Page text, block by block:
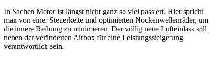
In Sachen Motor ist längst nicht ganz so viel passiert. Hier spricht
man von einer Steuerkette und optimierten Nockenwellenräder, um
die innere Reibung zu minimieren. Der völlig neue Lufteinlass soll
neben der veränderten Airbox für eine Leistungssteigerung
verantwortlich sein.